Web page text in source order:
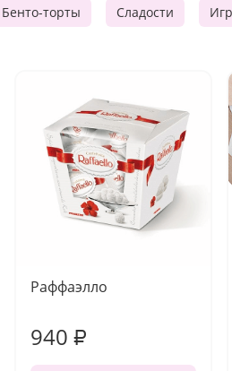
Бенто-торты Сладости
Раффаэлло
940 ₽